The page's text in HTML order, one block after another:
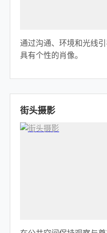
通过沟通、环境和光线
具有个性的肖像。
街头摄影